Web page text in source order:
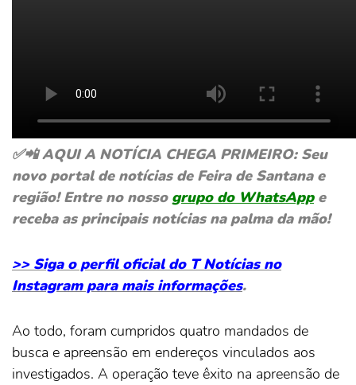
✅📲 AQUI A NOTÍCIA CHEGA PRIMEIRO: Seu
novo portal de notícias de Feira de Santana e
região! Entre no nosso grupo do WhatsAppe
receba as principais notícias na palma da mão!
>> Siga o perfil oficial do T Notícias no
Instagram para mais informações.
Ao todo, foram cumpridos quatro mandados de
busca e apreensão em endereços vinculados aos
investigados. A operação teve êxito na apreensão de